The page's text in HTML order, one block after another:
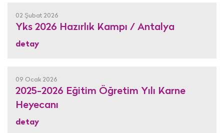
02 Şubat 2026
Yks 2026 Hazırlık Kampı / Antalya
detay
09 Ocak 2026
2025-2026 Eğitim Öğretim Yılı Karne
Heyecanı
detay